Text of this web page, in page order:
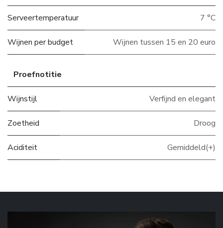
Serveertemperatuur 7 °C
Wijnen per budget Wijnen tussen 15 en 20 euro
Proefnotitie
Wijnstijl Verfijnd en elegant
Zoetheid Droog
Aciditeit Gemiddeld(+)